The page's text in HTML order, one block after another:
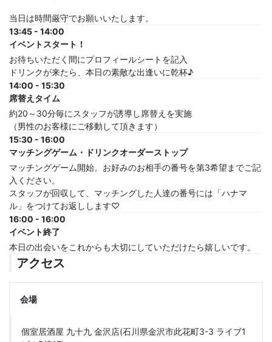
当日は時間厳守でお願いいたします。
13:45 - 14:00
イベントスタート！
お待ちいただく間にプロフィールシートを記入
ドリンクが来たら、本日の素敵な出逢いに乾杯♪
14:00 - 15:30
席替えタイム
約20～30分毎にスタッフが誘導し席替えを実施
（男性のお客様にご移動して頂きます）
15:30 - 16:00
マッチングゲーム・ドリンクオーダーストップ
マッチングゲーム開始。お好みのお相手の番号を第3希望までご記
入ください。
スタッフが回収して、マッチングした人達の番号には「ハナマ
ル」をつけてお返しします♡
16:00 - 16:00
イベント終了
本日の出会いをこれからも大切にしていただけたら嬉しいです。
アクセス
会場
個室居酒屋 九十九 金沢店(石川県金沢市此花町3-3 ライブ1